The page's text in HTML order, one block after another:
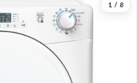
1 / 8